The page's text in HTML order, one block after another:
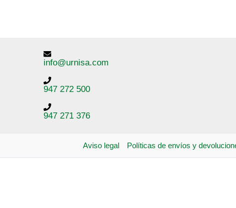
info@urnisa.com
947 272 500
947 271 376
Aviso legal Políticas de envíos y